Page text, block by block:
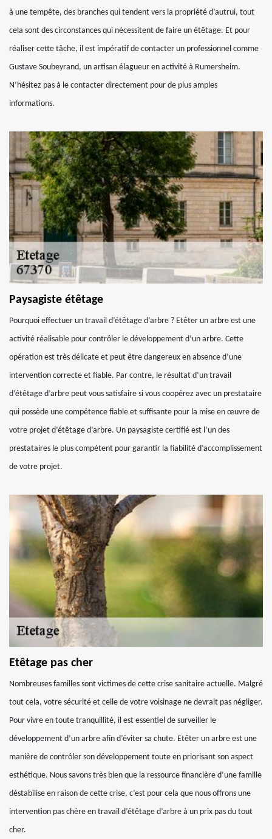
à une tempête, des branches qui tendent vers la propriété d’autrui, tout
cela sont des circonstances qui nécessitent de faire un étêtage. Et pour
réaliser cette tâche, il est impératif de contacter un professionnel comme
Gustave Soubeyrand, un artisan élagueur en activité à Rumersheim.
N’hésitez pas à le contacter directement pour de plus amples
informations.
Paysagiste étêtage
Pourquoi effectuer un travail d’étêtage d’arbre ? Etêter un arbre est une
activité réalisable pour contrôler le développement d’un arbre. Cette
opération est très délicate et peut être dangereux en absence d’une
intervention correcte et fiable. Par contre, le résultat d’un travail
d’étêtage d’arbre peut vous satisfaire si vous coopérez avec un prestataire
qui possède une compétence fiable et suffisante pour la mise en œuvre de
votre projet d’étêtage d’arbre. Un paysagiste certifié est l’un des
prestataires le plus compétent pour garantir la fiabilité d’accomplissement
de votre projet.
Etêtage pas cher
Nombreuses familles sont victimes de cette crise sanitaire actuelle. Malgré
tout cela, votre sécurité et celle de votre voisinage ne devrait pas négliger.
Pour vivre en toute tranquillité, il est essentiel de surveiller le
développement d’un arbre afin d’éviter sa chute. Etêter un arbre est une
manière de contrôler son développement toute en priorisant son aspect
esthétique. Nous savons très bien que la ressource financière d’une famille
déstabilise en raison de cette crise, c’est pour cela que nous offrons une
intervention pas chère en travail d’étêtage d’arbre à un prix pas du tout
cher.